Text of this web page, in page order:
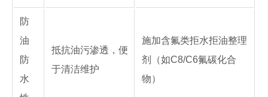
防
油
防
水
抵抗油污渗透，便
于清洁维护
施加含氟类拒水拒油整理
剂（如C8/C6氟碳化合
物）